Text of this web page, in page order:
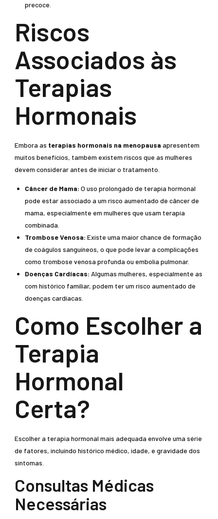
precoce.
Riscos
Associados às
Terapias
Hormonais
Embora as terapias hormonais na menopausa apresentem
muitos benefícios, também existem riscos que as mulheres
devem considerar antes de iniciar o tratamento.
Câncer de Mama: O uso prolongado de terapia hormonal
pode estar associado a um risco aumentado de câncer de
mama, especialmente em mulheres que usam terapia
combinada.
Trombose Venosa: Existe uma maior chance de formação
de coágulos sanguíneos, o que pode levar a complicações
como trombose venosa profunda ou embolia pulmonar.
Doenças Cardíacas: Algumas mulheres, especialmente as
com histórico familiar, podem ter um risco aumentado de
doenças cardíacas.
Como Escolher a
Terapia
Hormonal
Certa?
Escolher a terapia hormonal mais adequada envolve uma série
de fatores, incluindo histórico médico, idade, e gravidade dos
sintomas.
Consultas Médicas
Necessárias